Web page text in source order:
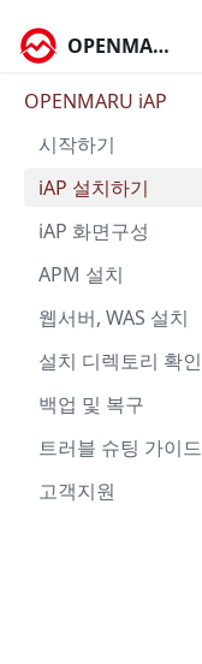
OPENMARU Docs
OPENMARU iAP
시작하기
iAP 설치하기
iAP 화면구성
APM 설치
웹서버, WAS 설치
설치 디렉토리 확인
백업 및 복구
트러블 슈팅 가이드
고객지원